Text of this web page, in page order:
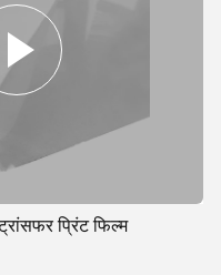
प्रिंट फिल्म